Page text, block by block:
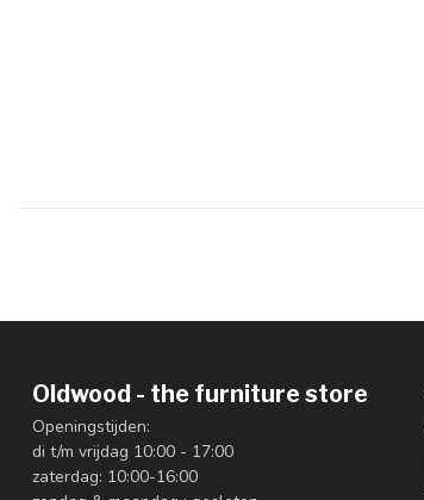
Oldwood - the furniture store
Openingstijden:
di t/m vrijdag 10:00 - 17:00
zaterdag: 10:00-16:00